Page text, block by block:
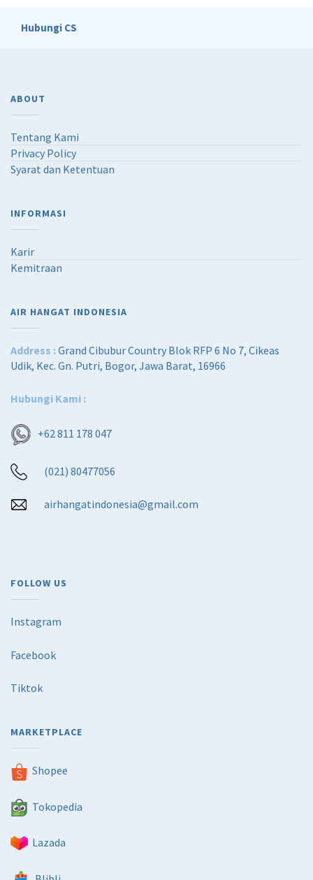
Hubungi CS
ABOUT
Tentang Kami
Privacy Policy
Syarat dan Ketentuan
INFORMASI
Karir
Kemitraan
AIR HANGAT INDONESIA
Address :Grand Cibubur Country Blok RFP 6 No 7, Cikeas
Udik, Kec. Gn. Putri, Bogor, Jawa Barat, 16966
Hubungi Kami :
+62 811 178 047
(021) 80477056
airhangatindonesia@gmail.com
FOLLOW US
Instagram
Facebook
Tiktok
MARKETPLACE
Shopee
Tokopedia
Lazada